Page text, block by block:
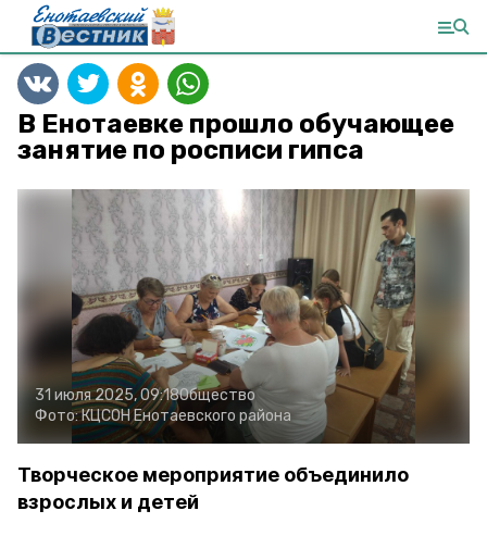
В Енотаевке прошло обучающее
занятие по росписи гипса
31 июля 2025, 09:18Общество
Фото:КЦСОН Енотаевского района
Творческое мероприятие объединило
взрослых и детей